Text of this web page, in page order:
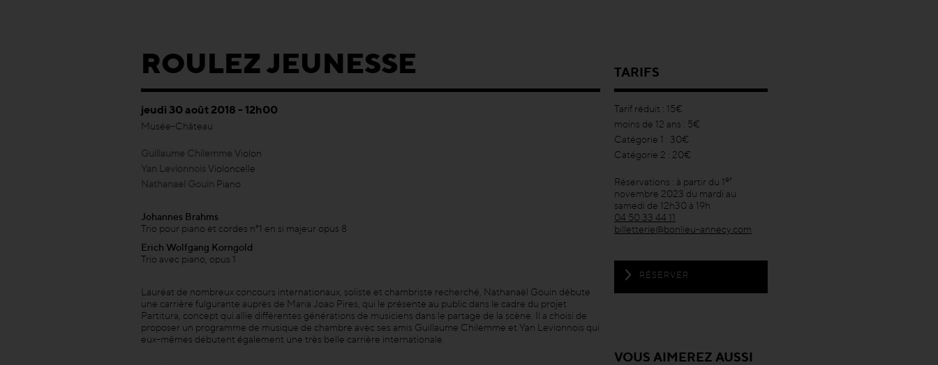
ROULEZ JEUNESSE
jeudi 30 août 2018 - 12h00
Musée-Château
Guillaume Chilemme Violon
Yan Levionnois Violoncelle
Nathanael Gouin Piano
Johannes Brahms
Trio pour piano et cordes n°1 en si majeur opus 8
Erich Wolfgang Korngold
Trio avec piano, opus 1
Lauréat de nombreux concours internationaux, soliste et chambriste recherché, Nathanaël Gouin débute
une carrière fulgurante auprès de Maria Joao Pires, qui le présente au public dans le cadre du projet
Partitura, concept qui allie différentes générations de musiciens dans le partage de la scène. Il a choisi de
proposer un programme de musique de chambre avec ses amis Guillaume Chilemme et Yan Levionnois qui
eux-mêmes débutent également une très belle carrière internationale.
TARIFS
Tarif réduit : 15€
moins de 12 ans : 5€
Catégorie 1 : 30€
Catégorie 2 : 20€
Réservations : à partir du 1er
novembre 2023 du mardi au
samedi de 12h30 à 19h
04 50 33 44 11
billetterie@bonlieu-annecy.com
RÉSERVER
VOUS AIMEREZ AUSSI